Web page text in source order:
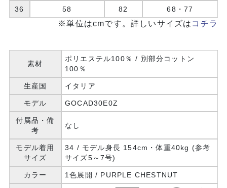
36 58 82 68・77
※単位はcmです。詳しいサイズは コチラ
素材
ポリエステル100％ / 別部分コットン
100％
生産国 イタリア
モデル GOCAD30E0Z
付属品・備
考
なし
モデル着用
サイズ
34 / モデル身長 154cm・体重40kg (参考
サイズ5～7号)
カラー 1色展開 / PURPLE CHESTNUT